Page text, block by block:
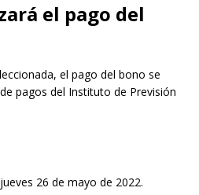
el pago del
el pago del bono se
pagos del Instituto de Previsión
26 de mayo de 2022.